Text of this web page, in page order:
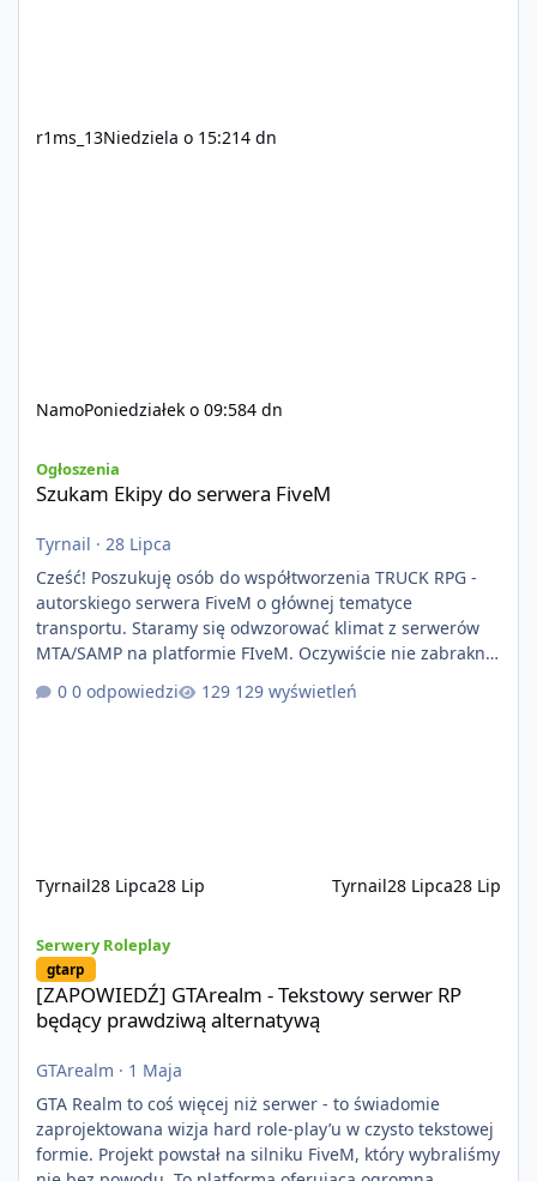
r1ms_13Niedziela o 15:214 dn
NamoPoniedziałek o 09:584 dn
Ogłoszenia
Szukam Ekipy do serwera FiveM
Tyrnail · 28 Lipca
Cześć! Poszukuję osób do współtworzenia TRUCK RPG -
autorskiego serwera FiveM o głównej tematyce
transportu. Staramy się odwzorować klimat z serwerów
MTA/SAMP na platformie FIveM. Oczywiście nie zabraknie
kontentu dla graczy którzy chcą robić coś innego niż
jeździć ciężarówką. Projekt tworzony jest od podstaw z
0 odpowiedzi 129 wyświetleń
Tyrnail28 Lipca28 Lip Tyrnail28 Lipca28 Lip
Serwery Roleplay
gtarp
[ZAPOWIEDŹ] GTArealm - Tekstowy serwer RP
będący prawdziwą alternatywą
GTArealm · 1 Maja
GTA Realm to coś więcej niż serwer - to świadomie
zaprojektowana wizja hard role-play’u w czysto tekstowej
formie. Projekt powstał na silniku FiveM, który wybraliśmy